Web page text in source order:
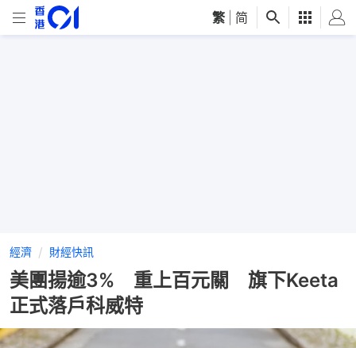
繁 简
經濟 財經快訊
美團揚逾3% 重上百元關 旗下Keeta
正式落戶科威特